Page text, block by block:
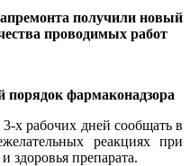
получили новый
проводимых работ
порядок фармаконадзора
х рабочих дней сообщать в
реакциях при
здоровья препарата.